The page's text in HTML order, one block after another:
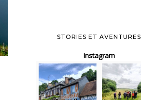
STORIES ET AVENTURES
Instagram